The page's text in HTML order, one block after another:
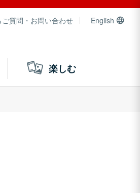
ご質問・お問い合わせ English
楽しむ